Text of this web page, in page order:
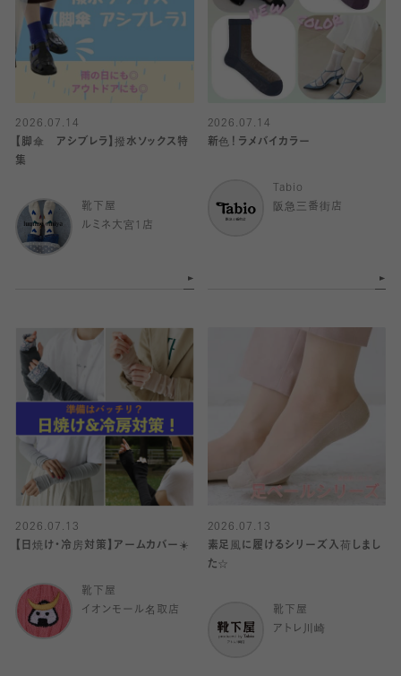
2026.07.14
【脚傘 アシブレラ】撥水ソックス特
集
靴下屋
ルミネ大宮1店
2026.07.14
新色！ラメバイカラー
Tabio
阪急三番街店
2026.07.13
【日焼け・冷房対策】アームカバー☀️
靴下屋
イオンモール名取店
2026.07.13
素足風に履けるシリーズ入荷しまし
た☆
靴下屋
アトレ川崎